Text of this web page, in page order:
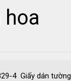
4 Giấy dán tường